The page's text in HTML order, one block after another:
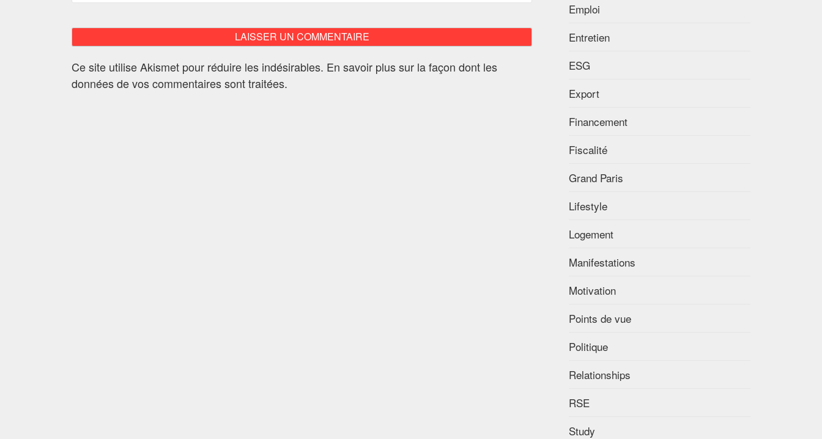
Ce site utilise Akismet pour réduire les indésirables. En savoir plus sur la façon dont les
données de vos commentaires sont traitées.
Emploi
Entretien
ESG
Export
Financement
Fiscalité
Grand Paris
Lifestyle
Logement
Manifestations
Motivation
Points de vue
Politique
Relationships
RSE
Study